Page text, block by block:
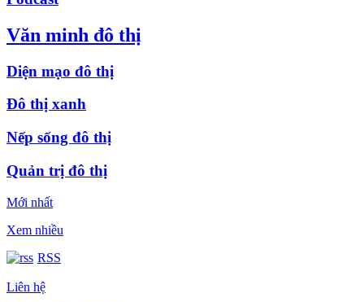
Văn minh đô thị
Diện mạo đô thị
Đô thị xanh
Nếp sống đô thị
Quản trị đô thị
Mới nhất
Xem nhiều
RSS
Liên hệ